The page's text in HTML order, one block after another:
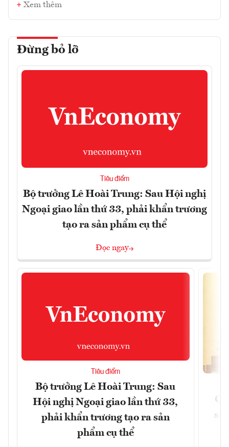
Xem thêm
Đừng bỏ lỡ
Tiêu điểm
Bộ trưởng Lê Hoài Trung: Sau Hội nghị
Ngoại giao lần thứ 33, phải khẩn trương
tạo ra sản phẩm cụ thể
Đọc ngay
Tiêu điểm
Bộ trưởng Lê Hoài Trung: Sau
Hội nghị Ngoại giao lần thứ 33,
phải khẩn trương tạo ra sản
phẩm cụ thể